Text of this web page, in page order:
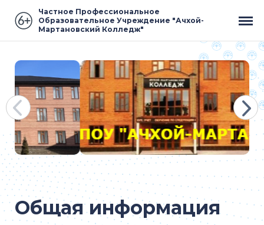
Частное Профессиональное
Образовательное Учреждение "Ачхой-
Мартановский Колледж"
Общая информация